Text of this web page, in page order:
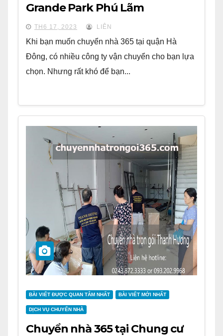
Grande Park Phú Lãm
TH6 17, 2023 LIÊN
Khi bạn muốn chuyển nhà 365 tại quận Hà
Đông, có nhiều công ty vận chuyển cho bạn lựa
chọn. Nhưng rất khó để bạn...
BÀI VIẾT ĐƯỢC QUAN TÂM NHẤT BÀI VIẾT MỚI NHẤT
DỊCH VỤ CHUYỂN NHÀ
Chuyển nhà 365 tại Chung cư